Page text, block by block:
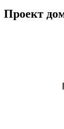
Проект